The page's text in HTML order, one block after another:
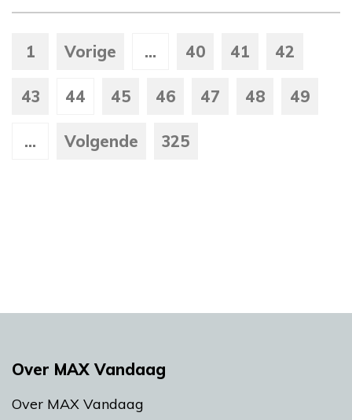
1 Vorige ... 40 41 42
43 44 45 46 47 48 49
... Volgende 325
Over MAX Vandaag
Over MAX Vandaag